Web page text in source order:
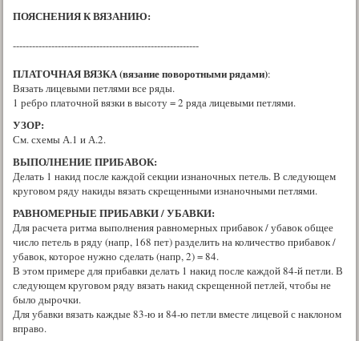
ПОЯСНЕНИЯ К ВЯЗАНИЮ:
----------------------------------------------------------
ПЛАТОЧНАЯ ВЯЗКА (вязание поворотными рядами):
Вязать лицевыми петлями все ряды.
1 ребро платочной вязки в высоту = 2 ряда лицевыми петлями.
УЗОР:
См. схемы А.1 и А.2.
ВЫПОЛНЕНИЕ ПРИБАВОК:
Делать 1 накид после каждой секции изнаночных петель. В следующем
круговом ряду накиды вязать скрещенными изнаночными петлями.
РАВНОМЕРНЫЕ ПРИБАВКИ / УБАВКИ:
Для расчета ритма выполнения равномерных прибавок / убавок общее
число петель в ряду (напр, 168 пет) разделить на количество прибавок /
убавок, которое нужно сделать (напр, 2) = 84.
В этом примере для прибавки делать 1 накид после каждой 84-й петли. В
следующем круговом ряду вязать накид скрещенной петлей, чтобы не
было дырочки.
Для убавки вязать каждые 83-ю и 84-ю петли вместе лицевой с наклоном
вправо.